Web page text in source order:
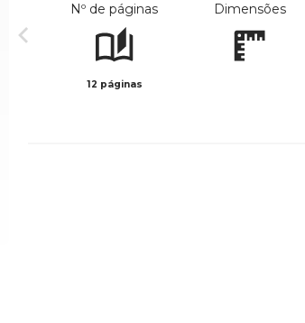
Nº de páginas
12 páginas
Dimensões